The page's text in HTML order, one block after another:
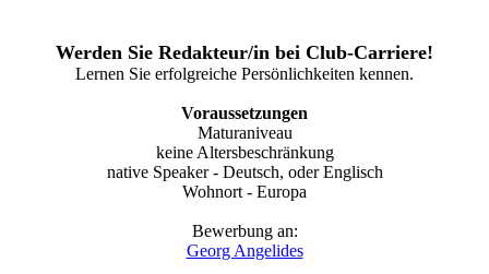
Werden Sie Redakteur/in bei Club-Carriere!
Lernen Sie erfolgreiche Persönlichkeiten kennen.
Voraussetzungen
Maturaniveau
keine Altersbeschränkung
native Speaker - Deutsch, oder Englisch
Wohnort - Europa
Bewerbung an:
Georg Angelides